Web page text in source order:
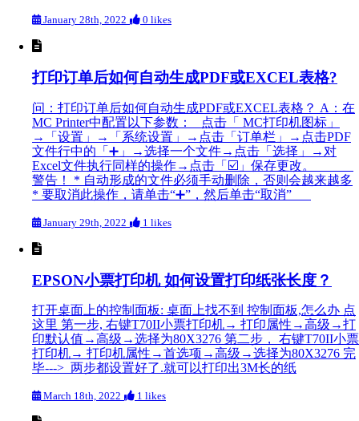
January 28th, 2022 0 likes
打印订单后如何自动生成PDF或EXCEL表格?
问：打印订单后如何自动生成PDF或EXCEL表格？ A：在
MC Printer中配置以下参数： 点击「 MC打印机图标」
→「设置」→「系统设置」→点击「订单栏」→点击PDF
文件行中的「➕」→选择一个文件→点击「选择」→对
Excel文件执行同样的操作→点击「☑️」保存更改。
警告！ * 自动形成的文件必须手动删除，否则会越来越多
* 要取消此操作，请单击“➕”，然后单击“取消”
January 29th, 2022 1 likes
EPSON小票打印机 如何设置打印纸张长度？
打开桌面上的控制面板: 桌面上找不到 控制面板,怎么办 点
这里 第一步, 右键T70II小票打印机→ 打印属性→高级→打
印默认值→高级→选择为80X3276 第二步， 右键T70II小票
打印机→ 打印机属性→首选项→高级→选择为80X3276 完
毕---> 两步都设置好了.就可以打印出3M长的纸
March 18th, 2022 1 likes